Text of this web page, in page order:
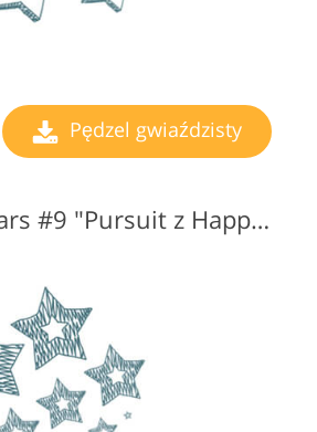
Pędzel gwiaździsty
Pędzle Photoshop Stars #9 "Pursuit z Happiness"